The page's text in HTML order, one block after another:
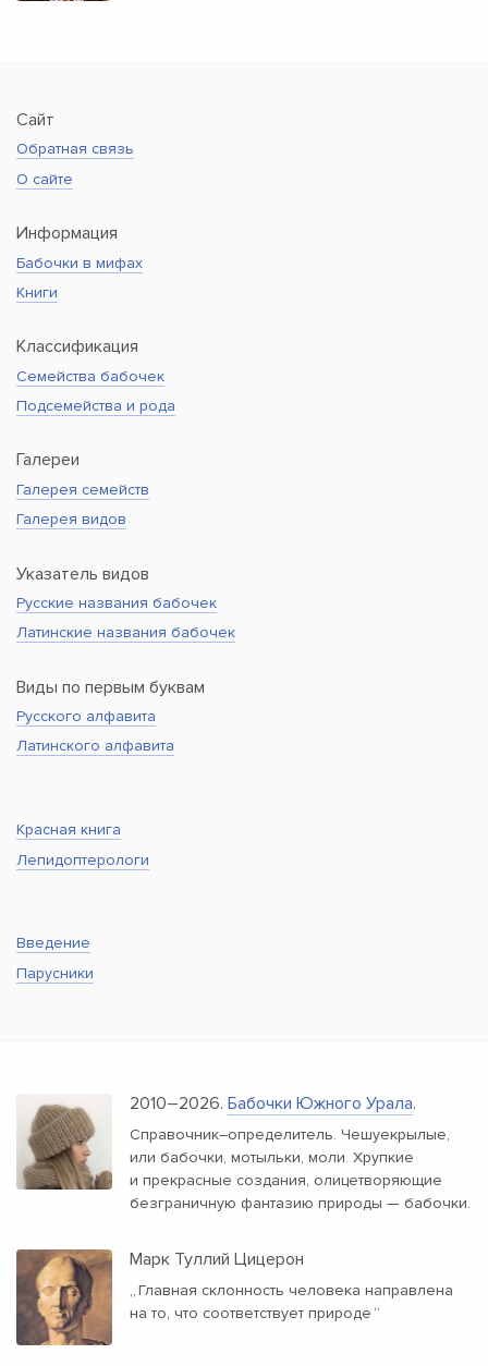
Сайт
Обратная связь
О сайте
Информация
Бабочки в мифах
Книги
Классификация
Семейства бабочек
Подсемейства и рода
Галереи
Галерея семейств
Галерея видов
Указатель видов
Русские названия бабочек
Латинские названия бабочек
Виды по первым буквам
Русского алфавита
Латинского алфавита
Красная книга
Лепидоптерологи
Введение
Парусники
2010–2026. Бабочки Южного Урала.
Справочник–определитель. Чешуекрылые,
или бабочки, мотыльки, моли. Хрупкие
и прекрасные создания, олицетворяющие
безграничную фантазию природы — бабочки.
Марк Туллий Цицерон
„Главная склонность человека направлена
на то, что соответствует природе “